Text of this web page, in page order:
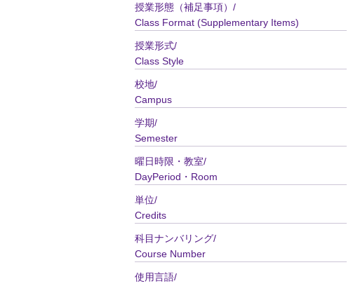
授業形態（補足事項）/
Class Format (Supplementary Items)
授業形式/
Class Style
校地/
Campus
学期/
Semester
曜日時限・教室/
DayPeriod・Room
単位/
Credits
科目ナンバリング/
Course Number
使用言語/